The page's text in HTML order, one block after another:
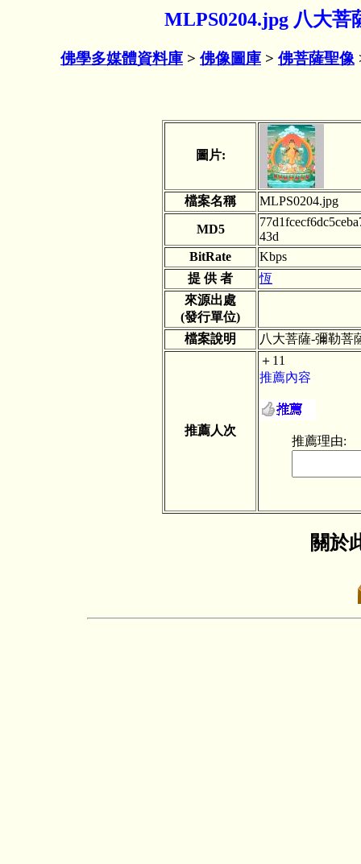
MLPS0204.jpg 八大菩
佛學多媒體資料庫 > 佛像圖庫 > 佛菩薩聖像
圖片:
檔案名稱 MLPS0204.jpg
MD5
43d
BitRate
Kbps
提 供 者
恆
來源出處
(發行單位)
檔案說明
八大菩薩-彌勒菩
推薦人次
＋11
推薦內容
推薦理由:
關於